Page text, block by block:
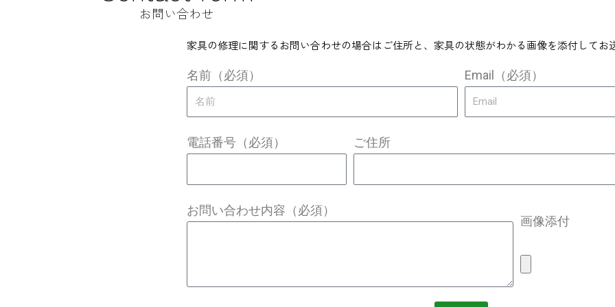
お問い合わせ
家具の修理に関するお問い合わせの場合はご住所と、家具の状態がわかる画像を添付してお
名前（必須） Email（必須）
電話番号（必須） ご住所
お問い合わせ内容（必須）
画像添付